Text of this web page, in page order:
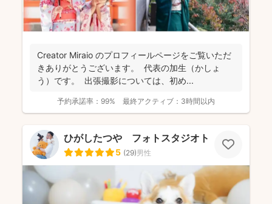
Creator Miraio のプロフィールページをご覧いただ
きありがとうございます。 代表の加生（かしょ
う）です。 出張撮影については、初め...
予約承諾率： 99% 最終アクティブ： 3時間以内
ひがしたつや フォトスタジオトワ
5 (29)男性